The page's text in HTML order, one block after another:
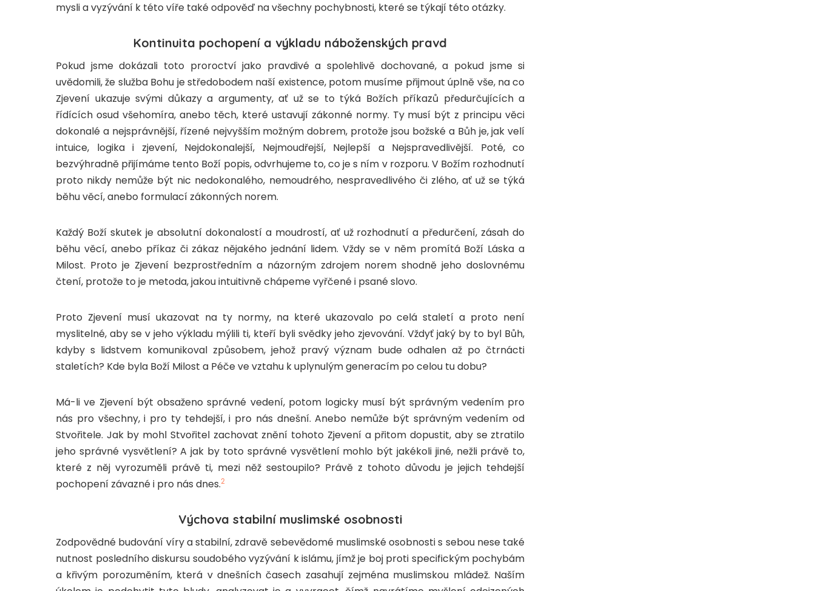
mysli a vyzývání k této víře také odpověď na všechny pochybnosti, které se týkají této otázky.
Kontinuita pochopení a výkladu náboženských pravd
Pokud jsme dokázali toto proroctví jako pravdivé a spolehlivě dochované, a pokud jsme si
uvědomili, že služba Bohu je středobodem naší existence, potom musíme přijmout úplně vše, na co
Zjevení ukazuje svými důkazy a argumenty, ať už se to týká Božích příkazů předurčujících a
řídících osud všehomíra, anebo těch, které ustavují zákonné normy. Ty musí být z principu věci
dokonalé a nejsprávnější, řízené nejvyšším možným dobrem, protože jsou božské a Bůh je, jak velí
intuice, logika i zjevení, Nejdokonalejší, Nejmoudřejší, Nejlepší a Nejspravedlivější. Poté, co
bezvýhradně přijímáme tento Boží popis, odvrhujeme to, co je s ním v rozporu. V Božím rozhodnutí
proto nikdy nemůže být nic nedokonalého, nemoudrého, nespravedlivého či zlého, ať už se týká
běhu věcí, anebo formulací zákonných norem.
Každý Boží skutek je absolutní dokonalostí a moudrostí, ať už rozhodnutí a předurčení, zásah do
běhu věcí, anebo příkaz či zákaz nějakého jednání lidem. Vždy se v něm promítá Boží Láska a
Milost. Proto je Zjevení bezprostředním a názorným zdrojem norem shodně jeho doslovnému
čtení, protože to je metoda, jakou intuitivně chápeme vyřčené i psané slovo.
Proto Zjevení musí ukazovat na ty normy, na které ukazovalo po celá staletí a proto není
myslitelné, aby se v jeho výkladu mýlili ti, kteří byli svědky jeho zjevování. Vždyť jaký by to byl Bůh,
kdyby s lidstvem komunikoval způsobem, jehož pravý význam bude odhalen až po čtrnácti
staletích? Kde byla Boží Milost a Péče ve vztahu k uplynulým generacím po celou tu dobu?
Má-li ve Zjevení být obsaženo správné vedení, potom logicky musí být správným vedením pro
nás pro všechny, i pro ty tehdejší, i pro nás dnešní. Anebo nemůže být správným vedením od
Stvořitele. Jak by mohl Stvořitel zachovat znění tohoto Zjevení a přitom dopustit, aby se ztratilo
jeho správné vysvětlení? A jak by toto správné vysvětlení mohlo být jakékoli jiné, nežli právě to,
které z něj vyrozuměli právě ti, mezi něž sestoupilo? Právě z tohoto důvodu je jejich tehdejší
pochopení závazné i pro nás dnes.2
Výchova stabilní muslimské osobnosti
Zodpovědné budování víry a stabilní, zdravě sebevědomé muslimské osobnosti s sebou nese také
nutnost posledního diskursu soudobého vyzývání k islámu, jímž je boj proti specifickým pochybám
a křivým porozuměním, která v dnešních časech zasahují zejména muslimskou mládež. Naším